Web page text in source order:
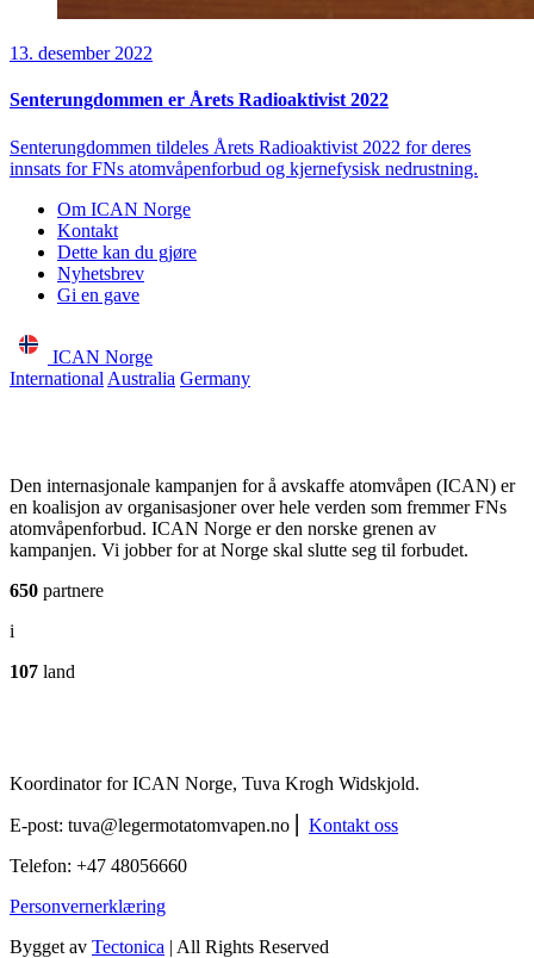
13. desember 2022
Senterungdommen er Årets Radioaktivist 2022
Senterungdommen tildeles Årets Radioaktivist 2022 for deres
innsats for FNs atomvåpenforbud og kjernefysisk nedrustning.
Om ICAN Norge
Kontakt
Dette kan du gjøre
Nyhetsbrev
Gi en gave
ICAN Norge
International Australia Germany
Den internasjonale kampanjen for å avskaffe atomvåpen (ICAN) er
en koalisjon av organisasjoner over hele verden som fremmer FNs
atomvåpenforbud. ICAN Norge er den norske grenen av
kampanjen. Vi jobber for at Norge skal slutte seg til forbudet.
650 partnere
i
107 land
Koordinator for ICAN Norge, Tuva Krogh Widskjold.
E-post: tuva@legermotatomvapen.no
Kontakt oss
Telefon: +47 48056660
Personvernerklæring
Bygget av Tectonica | All Rights Reserved